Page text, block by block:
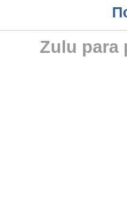
Zulu para